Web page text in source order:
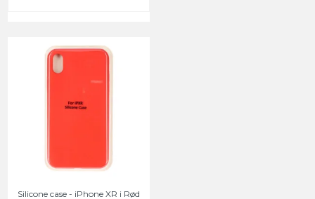
Silicone case - iPhone XR i Rød